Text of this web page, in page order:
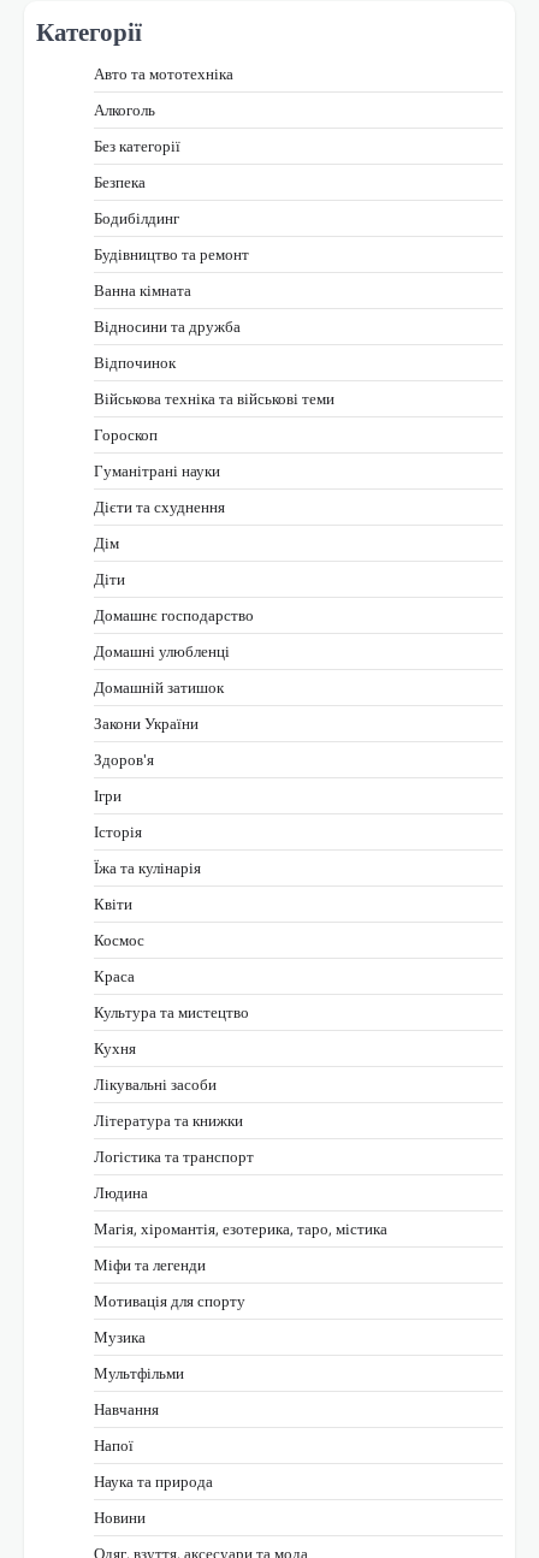
Категорії
Авто та мототехніка
Алкоголь
Без категорії
Безпека
Бодибілдинг
Будівництво та ремонт
Ванна кімната
Відносини та дружба
Відпочинок
Військова техніка та військові теми
Гороскоп
Гуманітрані науки
Дієти та схуднення
Дім
Діти
Домашнє господарство
Домашні улюбленці
Домашній затишок
Закони України
Здоров'я
Ігри
Історія
Їжа та кулінарія
Квіти
Космос
Краса
Культура та мистецтво
Кухня
Лікувальні засоби
Література та книжки
Логістика та транспорт
Людина
Магія, хіромантія, езотерика, таро, містика
Міфи та легенди
Мотивація для спорту
Музика
Мультфільми
Навчання
Напої
Наука та природа
Новини